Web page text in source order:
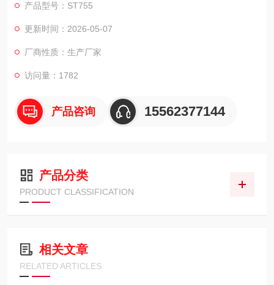
产品型号：ST755
更新时间：2026-05-07
厂商性质：生产厂家
访问量：1782
产品咨询 15562377144
产品分类
PRODUCT CLASSIFICATION
相关文章
RELATED ARTICLES